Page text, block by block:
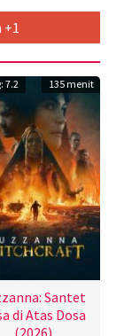
+1
7.2 135 menit
Santet
di Atas Dosa